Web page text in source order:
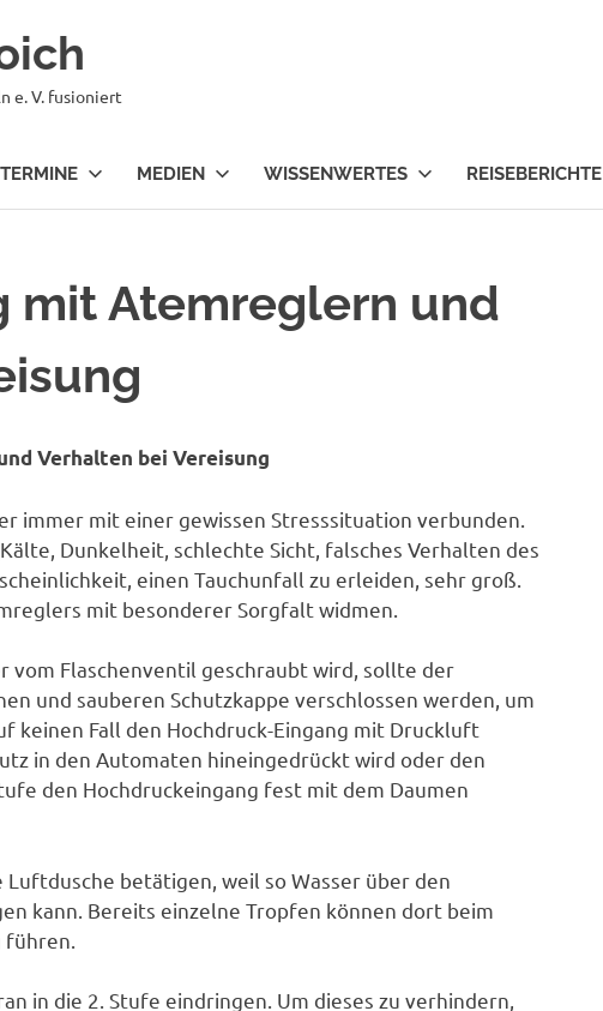
e. V. fusioniert
TERMINE MEDIEN WISSENWERTES REISEBERICHTE
mit Atemreglern und
Verhalten bei Vereisung
immer mit einer gewissen Stresssituation verbunden.
Dunkelheit, schlechte Sicht, falsches Verhalten des
einen Tauchunfall zu erleiden, sehr groß.
mit besonderer Sorgfalt widmen.
vom Flaschenventil geschraubt wird, sollte der
und sauberen Schutzkappe verschlossen werden, um
keinen Fall den Hochdruck-Eingang mit Druckluft
in den Automaten hineingedrückt wird oder den
den Hochdruckeingang fest mit dem Daumen
betätigen, weil so Wasser über den
kann. Bereits einzelne Tropfen können dort beim
in die 2. Stufe eindringen. Um dieses zu verhindern,